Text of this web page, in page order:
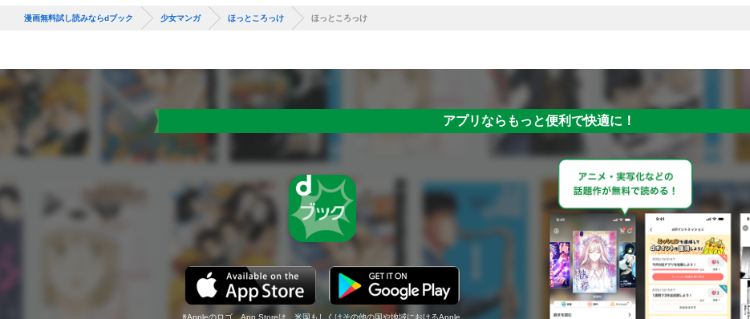
漫画無料試し読みならdブック 少女マンガ ほっところっけ ほっところっけ
アプリならもっと便利で快適に！
Appleのロゴ、App Storeは、米国もしくはその他の国や地域におけるApple